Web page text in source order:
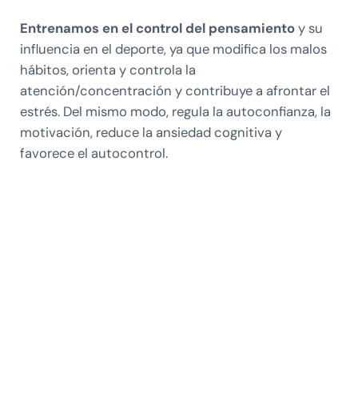
Entrenamos en el control del pensamientoy su
influencia en el deporte, ya que modifica los malos
hábitos, orienta y controla la
atención/concentración y contribuye a afrontar el
estrés. Del mismo modo, regula la autoconfianza, la
motivación, reduce la ansiedad cognitiva y
favorece el autocontrol.